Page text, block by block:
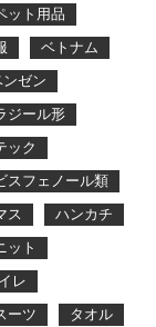
ット用品
ベトナム
ゼン
ジール形
ック
スフェノール類
ス
ハンカチ
ット
レ
ーツ
タオル